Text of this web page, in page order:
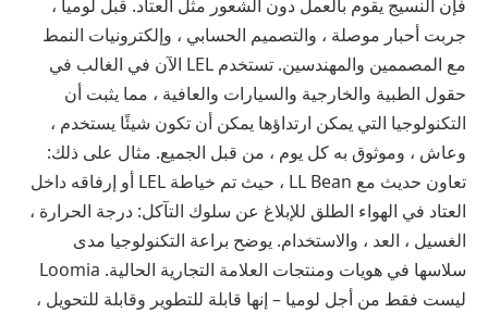
فإن النسيج يقوم بالعمل دون الشعور مثل العتاد. قبل لوميا ،
جربت أحبار موصلة ، والتصميم الحسابي ، وإلكترونيات النمط
مع المصممين والمهندسين. تستخدم LEL الآن في الغالب في
حقول الطبية والخارجية والسيارات والعافية ، مما يثبت أن
التكنولوجيا التي يمكن ارتداؤها يمكن أن تكون شيئًا يستخدم ،
وعاش ، وموثوق به كل يوم ، من قبل الجميع. مثال على ذلك:
تعاون حديث مع LL Bean ، حيث تم خياطة LEL أو إرفاقه داخل
العتاد في الهواء الطلق للإبلاغ عن سلوك التآكل: درجة الحرارة ،
الغسيل ، العد ، والاستخدام. يوضح براعة التكنولوجيا مدى
سلاسها في هويات ومنتجات العلامة التجارية الحالية. Loomia
ليست فقط من أجل لوميا – إنها قابلة للتطوير وقابلة للتحويل ،